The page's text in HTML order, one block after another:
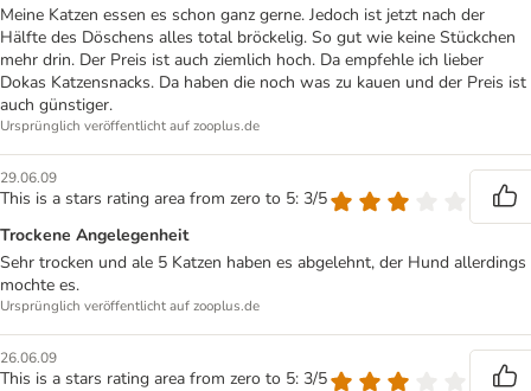
Meine Katzen essen es schon ganz gerne. Jedoch ist jetzt nach der
Hälfte des Döschens alles total bröckelig. So gut wie keine Stückchen
mehr drin. Der Preis ist auch ziemlich hoch. Da empfehle ich lieber
Dokas Katzensnacks. Da haben die noch was zu kauen und der Preis ist
auch günstiger.
Ursprünglich veröffentlicht auf zooplus.de
29.06.09
This is a stars rating area from zero to 5: 3/5
Trockene Angelegenheit
Sehr trocken und ale 5 Katzen haben es abgelehnt, der Hund allerdings
mochte es.
Ursprünglich veröffentlicht auf zooplus.de
26.06.09
This is a stars rating area from zero to 5: 3/5